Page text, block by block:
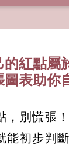
的紅點屬
表助你
，別慌張
初步判斷